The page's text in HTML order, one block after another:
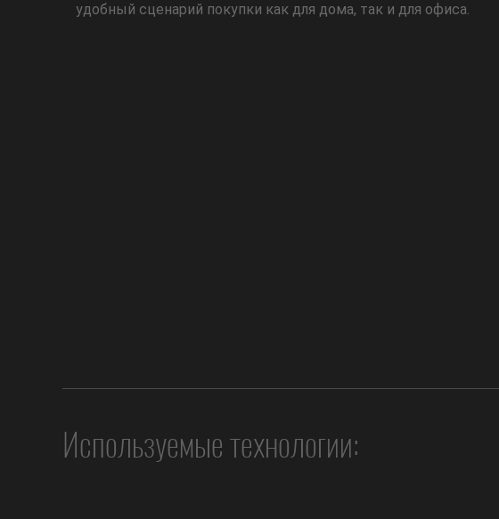
удобный сценарий покупки как для дома, так и для офиса.
Используемые технологии: